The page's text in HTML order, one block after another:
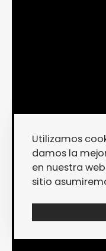
Utilizamos
damos la
en nuestra
sitio